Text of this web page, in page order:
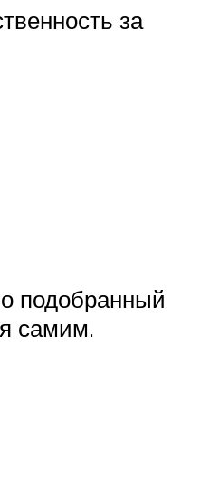
за
подобранный
самим.